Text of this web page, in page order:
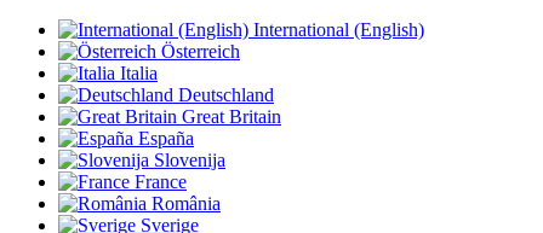
International (English)
Österreich
Italia
Deutschland
Great Britain
España
Slovenija
France
România
Sverige